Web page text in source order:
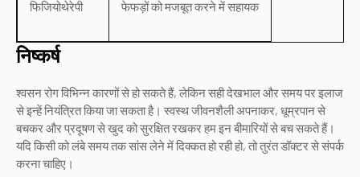
फिजियोथेरेपी फेफड़ों को मजबूत करने में सहायक
निष्कर्ष
श्वसन रोग विभिन्न कारणों से हो सकते हैं, लेकिन सही देखभाल और समय पर इलाज
से इन्हें नियंत्रित किया जा सकता है। स्वस्थ जीवनशैली अपनाकर, धूम्रपान से
बचकर और प्रदूषण से खुद को सुरक्षित रखकर हम इन बीमारियों से बच सकते हैं।
यदि किसी को लंबे समय तक सांस लेने में दिक्कत हो रही हो, तो तुरंत डॉक्टर से संपर्क
करना चाहिए।